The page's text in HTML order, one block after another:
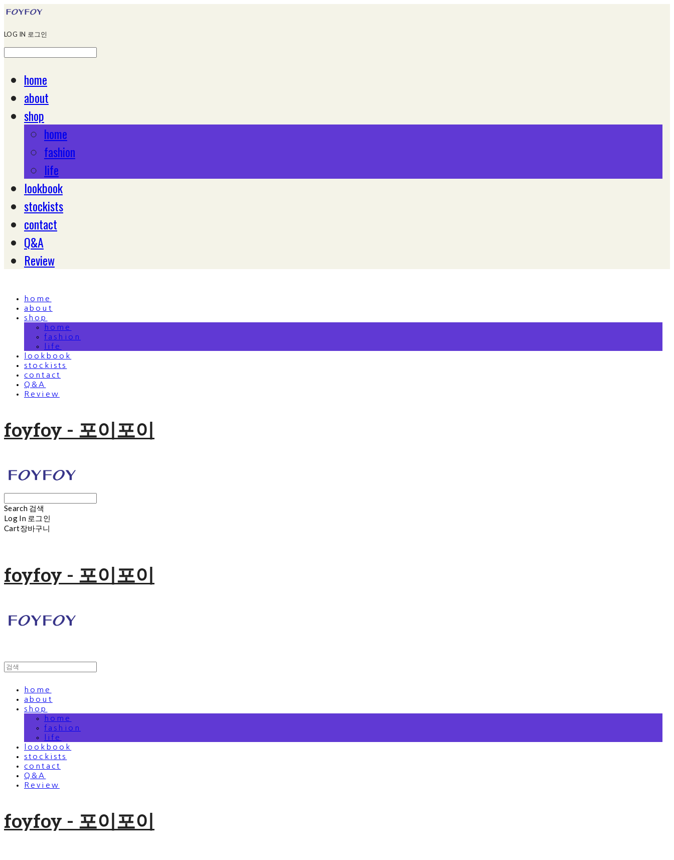
LOG IN 로그인
home
about
shop
home
fashion
life
lookbook
stockists
contact
Q&A
Review
home
about
shop
home
fashion
life
lookbook
stockists
contact
Q&A
Review
foyfoy - 포이포이
Search 검색
Log In 로그인
Cart장바구니
foyfoy - 포이포이
home
about
shop
home
fashion
life
lookbook
stockists
contact
Q&A
Review
foyfoy - 포이포이